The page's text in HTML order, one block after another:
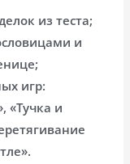
из теста;
и
игр:
«Тучка и